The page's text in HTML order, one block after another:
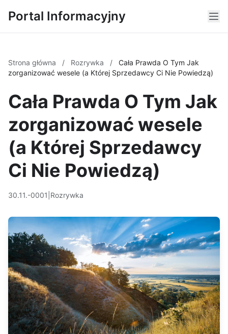
Portal Informacyjny
Strona główna / Rozrywka /
Cała Prawda O Tym Jak
zorganizować wesele (a Której Sprzedawcy Ci Nie Powiedzą)
Cała Prawda O Tym Jak
zorganizować wesele
(a Której Sprzedawcy
Ci Nie Powiedzą)
30.11.-0001 Rozrywka